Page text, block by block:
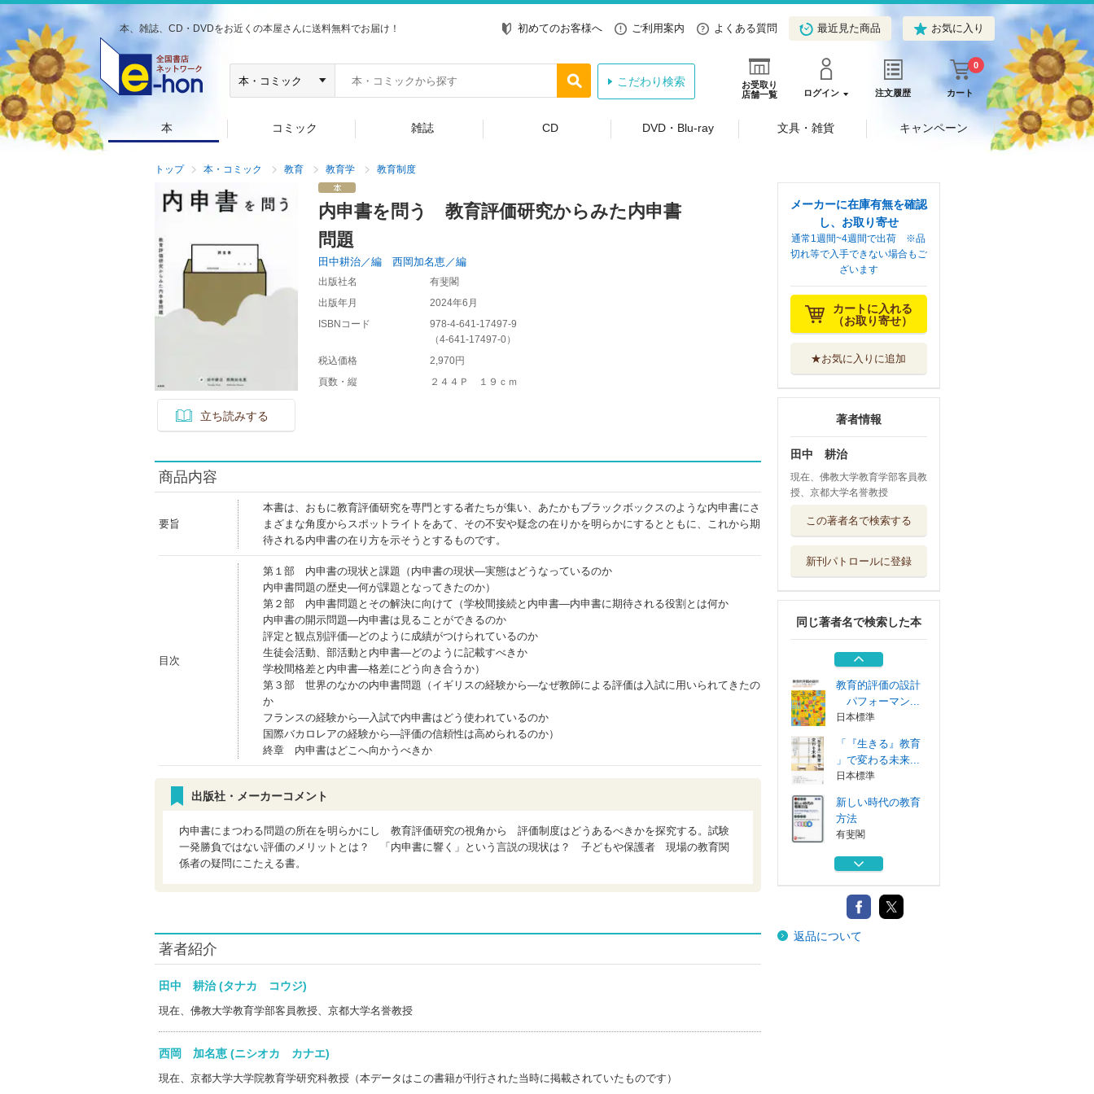
本、雑誌、CD・DVDをお近くの本屋さんに送料無料でお届け！ 初めてのお客様へ ご利用案内 よくある質問 最近見た商品 お気に入り
お受取り
店舗一覧
ログイン 注文履歴 カート
0
こだわり検索
本 コミック 雑誌 CD DVD・Blu-ray 文具・雑貨 キャンペーン
トップ 本・コミック 教育 教育学 教育制度
立ち読みする
内申書を問う 教育評価研究からみた内申書
問題
田中耕治／編 西岡加名恵／編
出版社名
有斐閣
出版年月
2024年6月
ISBNコード
978-4-641-17497-9
（4-641-17497-0）
税込価格
2,970円
頁数・縦
２４４Ｐ １９ｃｍ
商品内容
要旨
本書は、おもに教育評価研究を専門とする者たちが集い、あたかもブラックボックスのような内申書にさ
まざまな角度からスポットライトをあて、その不安や疑念の在りかを明らかにするとともに、これから期
待される内申書の在り方を示そうとするものです。
目次
第１部 内申書の現状と課題（内申書の現状―実態はどうなっているのか
内申書問題の歴史―何が課題となってきたのか）
第２部 内申書問題とその解決に向けて（学校間接続と内申書―内申書に期待される役割とは何か
内申書の開示問題―内申書は見ることができるのか
評定と観点別評価―どのように成績がつけられているのか
生徒会活動、部活動と内申書―どのように記載すべきか
学校間格差と内申書―格差にどう向き合うか）
第３部 世界のなかの内申書問題（イギリスの経験から―なぜ教師による評価は入試に用いられてきたの
か
フランスの経験から―入試で内申書はどう使われているのか
国際バカロレアの経験から―評価の信頼性は高められるのか）
終章 内申書はどこへ向かうべきか
出版社・メーカーコメント
内申書にまつわる問題の所在を明らかにし 教育評価研究の視角から 評価制度はどうあるべきかを探究する。試験
一発勝負ではない評価のメリットとは？ 「内申書に響く」という言説の現状は？ 子どもや保護者 現場の教育関
係者の疑問にこたえる書。
著者紹介
田中 耕治 (タナカ コウジ)
現在、佛教大学教育学部客員教授、京都大学名誉教授
西岡 加名恵 (ニシオカ カナエ)
現在、京都大学大学院教育学研究科教授（本データはこの書籍が刊行された当時に掲載されていたものです）
メーカーに在庫有無を確認
し、お取り寄せ
通常1週間~4週間で出荷 ※品
切れ等で入手できない場合もご
ざいます
カートに入れる
（お取り寄せ）
★お気に入りに追加
著者情報
田中 耕治
現在、佛教大学教育学部客員教
授、京都大学名誉教授
この著者名で検索する
新刊パトロールに登録
同じ著者名で検索した本
方法
子どもと教師のウ
ぎょうせい
子どもたちの「今
」を輝かせる学...
日本標準
教育的評価の設計
パフォーマン...
日本標準
「『生きる』教育
」で変わる未来...
日本標準
新しい時代の教育
方法
有斐閣
子どもと教師のウ
ぎょうせい
子どもたちの「今
」を輝かせる学...
返品について